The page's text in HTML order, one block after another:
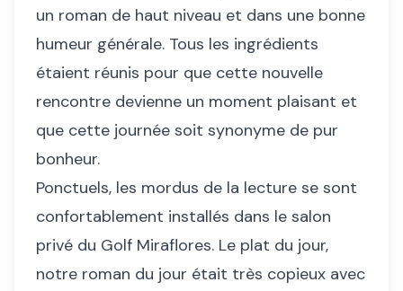
un roman de haut niveau et dans une bonne
humeur générale. Tous les ingrédients
étaient réunis pour que cette nouvelle
rencontre devienne un moment plaisant et
que cette journée soit synonyme de pur
bonheur.
Ponctuels, les mordus de la lecture se sont
confortablement installés dans le salon
privé du Golf Miraflores. Le plat du jour,
notre roman du jour était très copieux avec